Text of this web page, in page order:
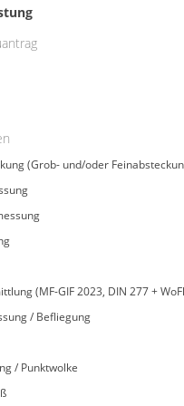
(Grob- und/oder
(MF-GIF 2023, DIN 277 +
/ Befliegung
/ Punktwolke